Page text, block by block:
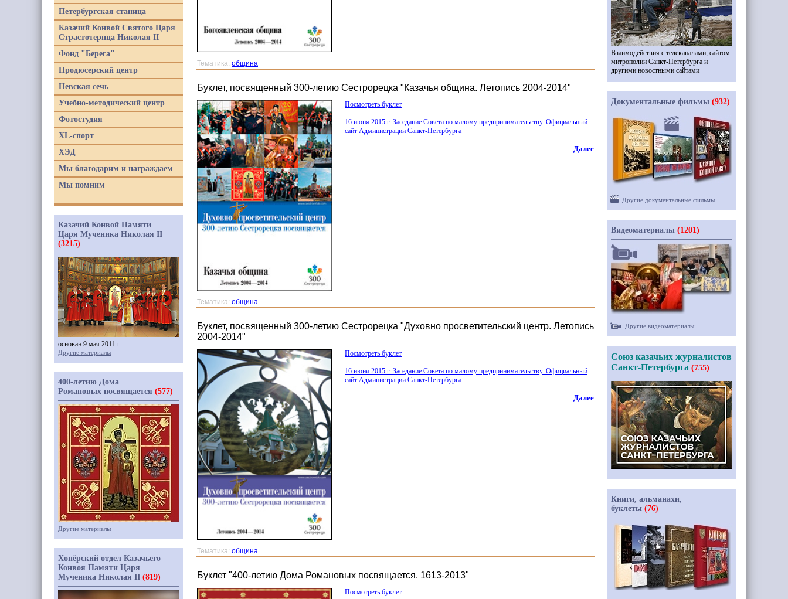
Тематика: община
Буклет, посвященный 300-летию Сестрорецка "Казачья община. Летопись 2004-2014"
Посмотреть буклет
16 июня 2015 г. Заседание Совета по малому предпринимательству. Официальный
сайт Администрации Санкт-Петербурга
Далее
Тематика: община
Буклет, посвященный 300-летию Сестрорецка "Духовно просветительский центр. Летопись
2004-2014"
Посмотреть буклет
16 июня 2015 г. Заседание Совета по малому предпринимательству. Официальный
сайт Администрации Санкт-Петербурга
Далее
Тематика: община
Буклет "400-летию Дома Романовых посвящается. 1613-2013"
Посмотреть буклет
Петербургская станица
Казачий Конвой Святого Царя
Страстотерпца Николая II
Фонд "Берега"
Продюсерский центр
Невская сечь
Учебно-методический центр
Фотостудия
XL-спорт
ХЭД
Мы благодарим и награждаем
Мы помним
Казачий Конвой Памяти
Царя Мученика Николая II
(3215)
основан 9 мая 2011 г.
Другие материалы
400-летию Дома
Романовых посвящается (577)
Другие материалы
Хопёрский отдел Казачьего
Конвоя Памяти Царя
Мученика Николая II (819)
Взаимодействия с телеканалами, сайтом
митрополии Санкт-Петербурга и
другими новостными сайтами
Документальные фильмы (932)
Другие документальные фильмы
Видеоматериалы (1201)
Другие видеоматериалы
Союз казачьих журналистов
Санкт-Петербурга (755)
Книги, альманахи,
буклеты (76)